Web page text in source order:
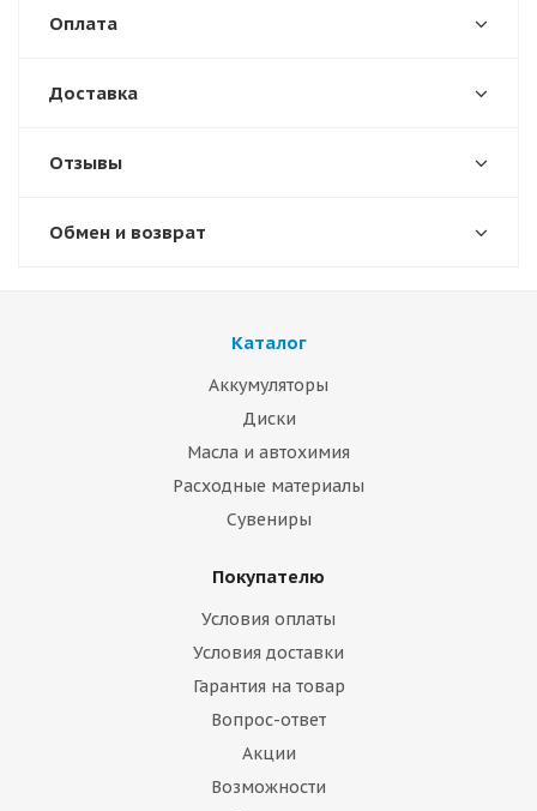
Оплата
Доставка
Отзывы
Обмен и возврат
Каталог
Аккумуляторы
Диски
Масла и автохимия
Расходные материалы
Сувениры
Покупателю
Условия оплаты
Условия доставки
Гарантия на товар
Вопрос-ответ
Акции
Возможности